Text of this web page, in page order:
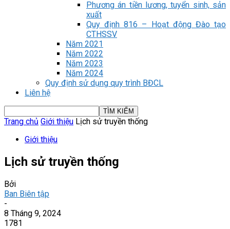
Phương án tiền lương, tuyển sinh, sản
xuất
Quy định 816 – Hoạt động Đào tạo
CTHSSV
Năm 2021
Năm 2022
Năm 2023
Năm 2024
Quy định sử dụng quy trình BĐCL
Liên hệ
Trang chủ Giới thiệu Lịch sử truyền thống
Giới thiệu
Lịch sử truyền thống
Bởi
Ban Biên tập
-
8 Tháng 9, 2024
1781